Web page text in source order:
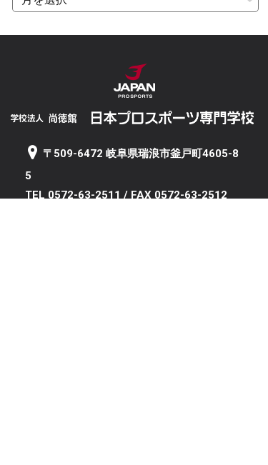
〒509-6472 岐阜県瑞浪市釜戸町4605-8
5
TEL 0572-63-2511 / FAX 0572-63-2512